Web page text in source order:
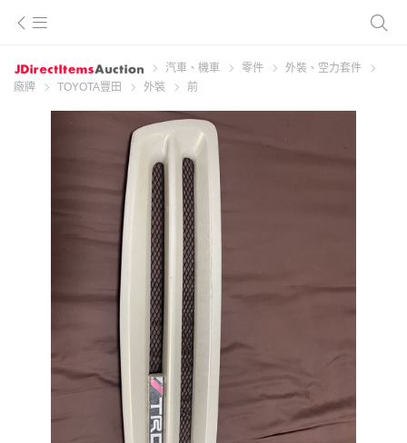
汽車、機車 零件
外裝、空力套件
廠牌
TOYOTA豐田 外裝 前